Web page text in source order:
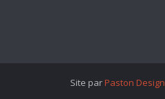
Site par Paston Design